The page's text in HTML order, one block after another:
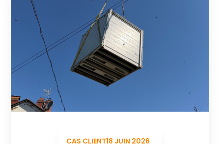
CAS CLIENT18 JUIN 2026